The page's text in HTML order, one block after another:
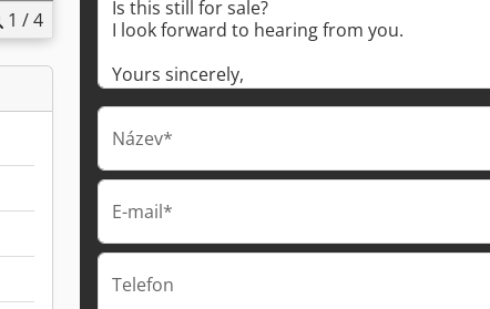
1 /4
Název*
E-mail*
Telefon